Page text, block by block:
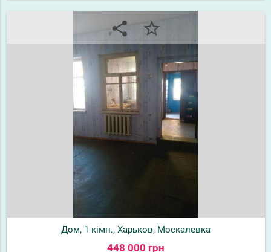
share star_border
Дом, 1-кімн., Харьков, Москалевка
448 000 грн